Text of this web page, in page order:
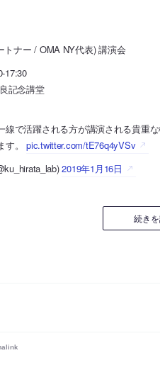
トナー / OMA NY代表) 講演会
17:30
記念講堂
線で活躍される方が講演される貴重
す。pic.twitter.com/tE76q4yVSv
2019年1月16日
続き